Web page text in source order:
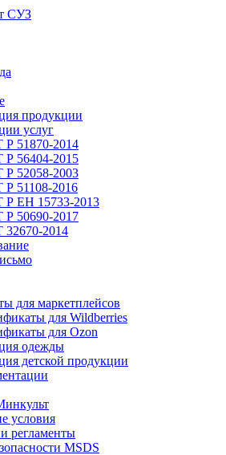
СУЗ
продукции
услуг
51870-2014
56404-2015
52058-2003
51108-2016
ЕН 15733-2013
50690-2017
2014
для маркетплейсов
для Wildberries
для Ozon
одежды
детской продукции
условия
регламенты
MSDS